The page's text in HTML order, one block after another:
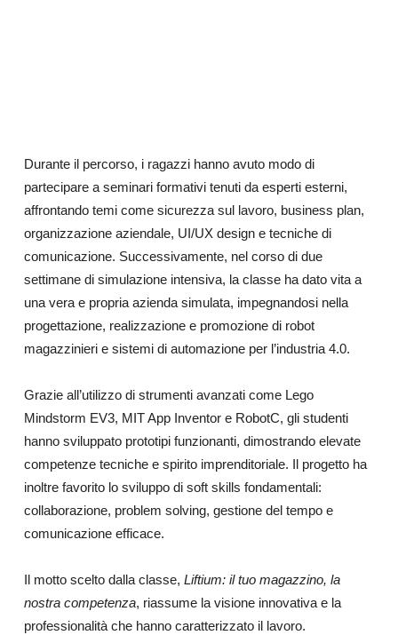
Durante il percorso, i ragazzi hanno avuto modo di
partecipare a seminari formativi tenuti da esperti esterni,
affrontando temi come sicurezza sul lavoro, business plan,
organizzazione aziendale, UI/UX design e tecniche di
comunicazione. Successivamente, nel corso di due
settimane di simulazione intensiva, la classe ha dato vita a
una vera e propria azienda simulata, impegnandosi nella
progettazione, realizzazione e promozione di robot
magazzinieri e sistemi di automazione per l’industria 4.0.
Grazie all’utilizzo di strumenti avanzati come Lego
Mindstorm EV3, MIT App Inventor e RobotC, gli studenti
hanno sviluppato prototipi funzionanti, dimostrando elevate
competenze tecniche e spirito imprenditoriale. Il progetto ha
inoltre favorito lo sviluppo di soft skills fondamentali:
collaborazione, problem solving, gestione del tempo e
comunicazione efficace.
Il motto scelto dalla classe, Liftium: il tuo magazzino, la
nostra competenza, riassume la visione innovativa e la
professionalità che hanno caratterizzato il lavoro.